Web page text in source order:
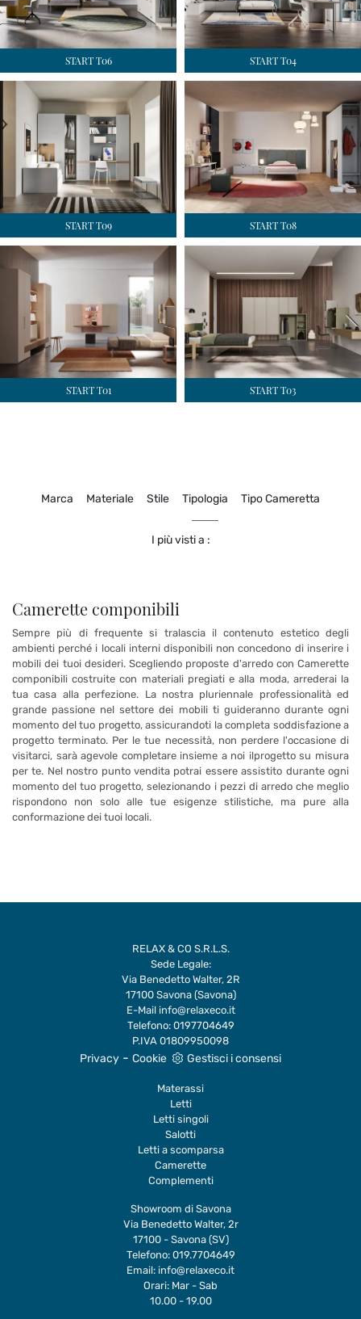
START T06 START T04
START T09 START T08
START T01 START T03
Marca Materiale Stile Tipologia Tipo Cameretta
I più visti a :
Camerette componibili
Sempre più di frequente si tralascia il contenuto estetico degli
ambienti perché i locali interni disponibili non concedono di inserire i
mobili dei tuoi desideri. Scegliendo proposte d'arredo con Camerette
componibili costruite con materiali pregiati e alla moda, arrederai la
tua casa alla perfezione. La nostra pluriennale professionalità ed
grande passione nel settore dei mobili ti guideranno durante ogni
momento del tuo progetto, assicurandoti la completa soddisfazione a
progetto terminato. Per le tue necessità, non perdere l'occasione di
visitarci, sarà agevole completare insieme a noi ilprogetto su misura
per te. Nel nostro punto vendita potrai essere assistito durante ogni
momento del tuo progetto, selezionando i pezzi di arredo che meglio
rispondono non solo alle tue esigenze stilistiche, ma pure alla
conformazione dei tuoi locali.
RELAX & CO S.R.L.S.
Sede Legale:
Via Benedetto Walter, 2R
17100 Savona (Savona)
E-Mail info@relaxeco.it
Telefono: 0197704649
P.IVA 01809950098
Privacy - Cookie Gestisci i consensi
Materassi
Letti
Letti singoli
Salotti
Letti a scomparsa
Camerette
Complementi
Showroom di Savona
Via Benedetto Walter, 2r
17100 - Savona (SV)
Telefono: 019.7704649
Email: info@relaxeco.it
Orari: Mar - Sab
10.00 - 19.00